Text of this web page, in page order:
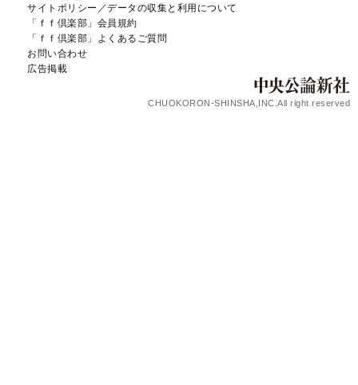
サイトポリシー／データの収集と利用について
「ｆｆ倶楽部」会員規約
「ｆｆ倶楽部」よくあるご質問
お問い合わせ
広告掲載
CHUOKORON-SHINSHA,INC.All right reserved